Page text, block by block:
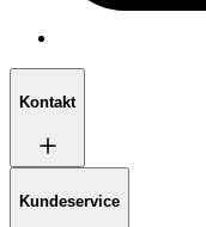
Kontakt
Kundeservice